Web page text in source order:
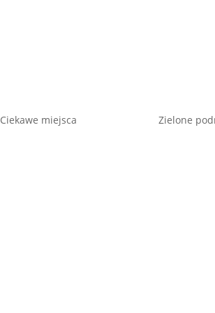
Ciekawe miejsca Zielone